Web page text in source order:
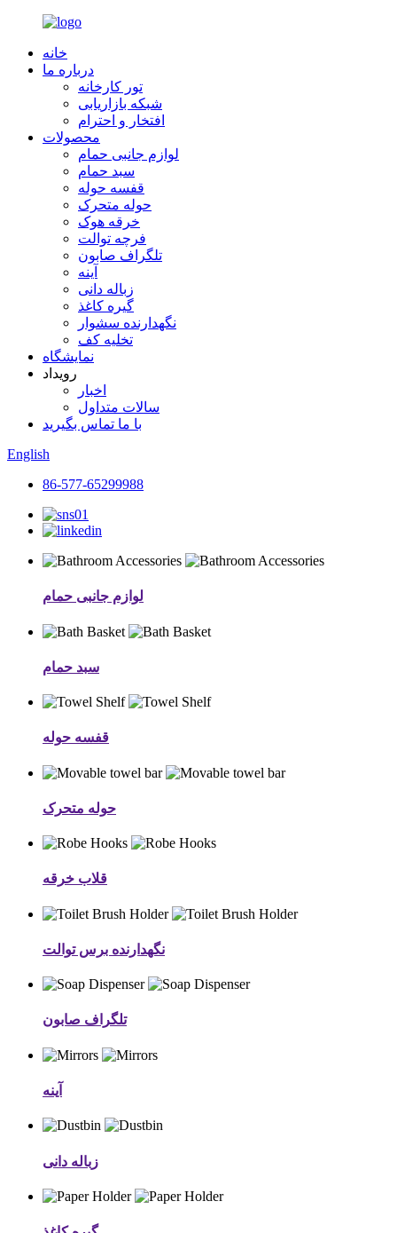
خانه
درباره ما
تور کارخانه
شبکه بازاریابی
افتخار و احترام
محصولات
لوازم جانبی حمام
سبد حمام
قفسه حوله
حوله متحرک
خرقه هوک
فرچه توالت
تلگراف صابون
آینه
زباله دانی
گیره کاغذ
نگهدارنده سشوار
تخلیه کف
نمایشگاه
رویداد
اخبار
سالات متداول
با ما تماس بگیرید
English
86-577-65299988
لوازم جانبی حمام
سبد حمام
قفسه حوله
حوله متحرک
قلاب خرقه
نگهدارنده برس توالت
تلگراف صابون
آینه
زباله دانی